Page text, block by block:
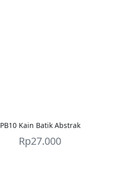
PB10 Kain Batik Abstrak
Rp27.000